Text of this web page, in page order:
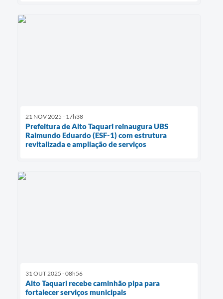
21 NOV 2025 - 17h38
Prefeitura de Alto Taquari reinaugura UBS
Raimundo Eduardo (ESF-1) com estrutura
revitalizada e ampliação de serviços
31 OUT 2025 - 08h56
Alto Taquari recebe caminhão pipa para
fortalecer serviços municipais